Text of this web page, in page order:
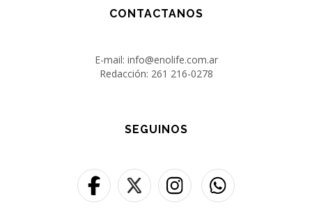
CONTACTANOS
E-mail: info@enolife.com.ar
Redacción: 261 216-0278
SEGUINOS